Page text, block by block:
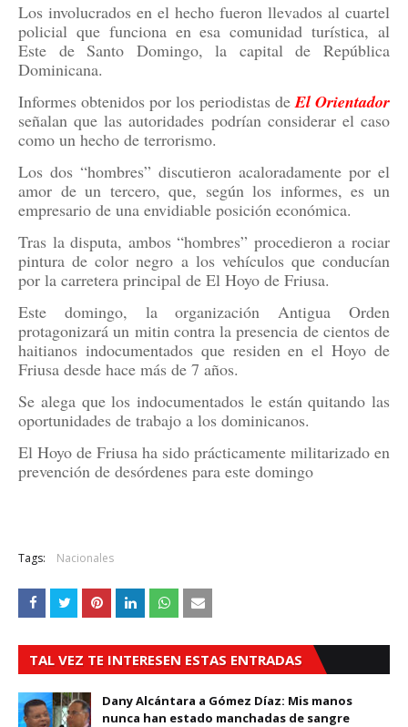
Los involucrados en el hecho fueron llevados al cuartel
policial que funciona en esa comunidad turística, al
Este de Santo Domingo, la capital de República
Dominicana.
Informes obtenidos por los periodistas deEl Orientador
señalan que las autoridades podrían considerar el caso
como un hecho de terrorismo.
Los dos “hombres” discutieron acaloradamente por el
amor de un tercero, que, según los informes, es un
empresario de una envidiable posición económica.
Tras la disputa, ambos “hombres” procedieron a rociar
pintura de color negro a los vehículos que conducían
por la carretera principal de El Hoyo de Friusa.
Este domingo, la organización Antigua Orden
protagonizará un mitin contra la presencia de cientos de
haitianos indocumentados que residen en el Hoyo de
Friusa desde hace más de 7 años.
Se alega que los indocumentados le están quitando las
oportunidades de trabajo a los dominicanos.
El Hoyo de Friusa ha sido prácticamente militarizado en
prevención de desórdenes para este domingo
Tags: Nacionales
TAL VEZ TE INTERESEN ESTAS ENTRADAS
Dany Alcántara a Gómez Díaz: Mis manos
nunca han estado manchadas de sangre